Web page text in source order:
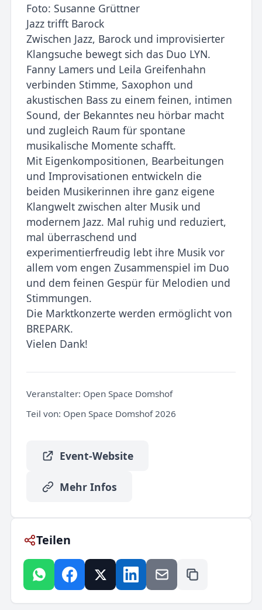
Foto: Susanne Grüttner
Jazz trifft Barock
Zwischen Jazz, Barock und improvisierter
Klangsuche bewegt sich das Duo LYN.
Fanny Lamers und Leila Greifenhahn
verbinden Stimme, Saxophon und
akustischen Bass zu einem feinen, intimen
Sound, der Bekanntes neu hörbar macht
und zugleich Raum für spontane
musikalische Momente schafft.
Mit Eigenkompositionen, Bearbeitungen
und Improvisationen entwickeln die
beiden Musikerinnen ihre ganz eigene
Klangwelt zwischen alter Musik und
modernem Jazz. Mal ruhig und reduziert,
mal überraschend und
experimentierfreudig lebt ihre Musik vor
allem vom engen Zusammenspiel im Duo
und dem feinen Gespür für Melodien und
Stimmungen.
Die Marktkonzerte werden ermöglicht von
BREPARK.
Vielen Dank!
Veranstalter: Open Space Domshof
Teil von: Open Space Domshof 2026
Event-Website
Mehr Infos
Teilen